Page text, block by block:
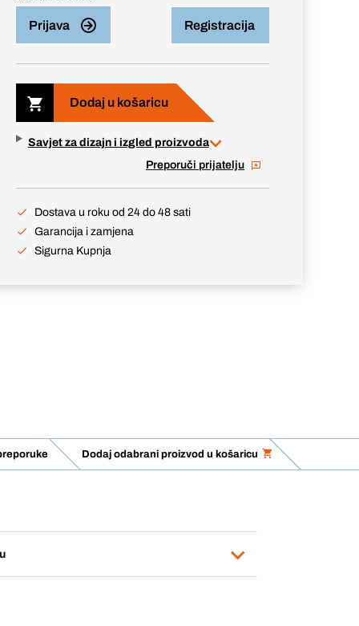
Prijava Registracija
Dodaj u košaricu
Savjet za dizajn i izgled proizvoda
Preporuči prijatelju
Dostava u roku od 24 do 48 sati
Garancija i zamjena
Sigurna Kupnja
Dodaj odabrani proizvod u košaricu